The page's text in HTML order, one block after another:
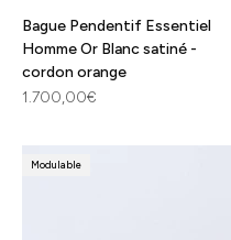
Bague Pendentif Essentiel
Homme Or Blanc satiné -
cordon orange
Prix de vente
1.700,00€
Modulable